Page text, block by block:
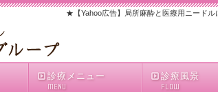
★【Yahoo広告】局所麻酔と医療用ニードル
診療メニュー
MENU
診療風景
FLOW